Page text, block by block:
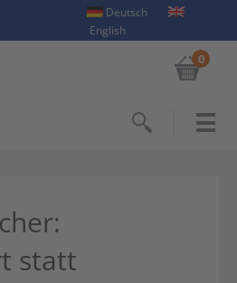
Deutsch
English
0
statt